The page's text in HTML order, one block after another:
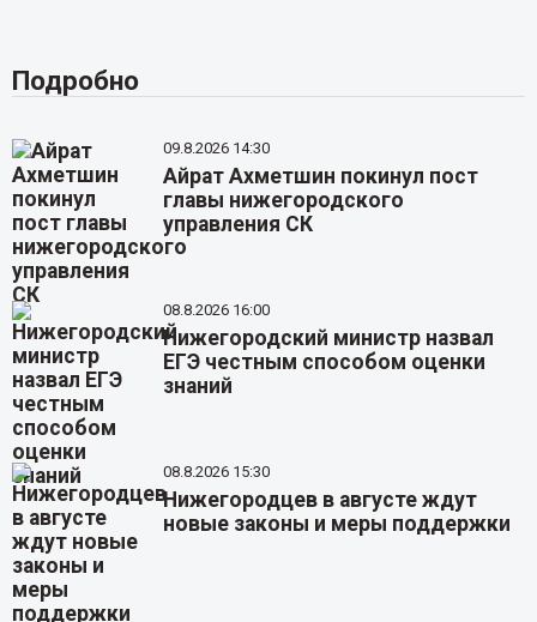
Подробно
09.8.2026 14:30
Айрат Ахметшин покинул пост
главы нижегородского
управления СК
08.8.2026 16:00
Нижегородский министр назвал
ЕГЭ честным способом оценки
знаний
08.8.2026 15:30
Нижегородцев в августе ждут
новые законы и меры поддержки